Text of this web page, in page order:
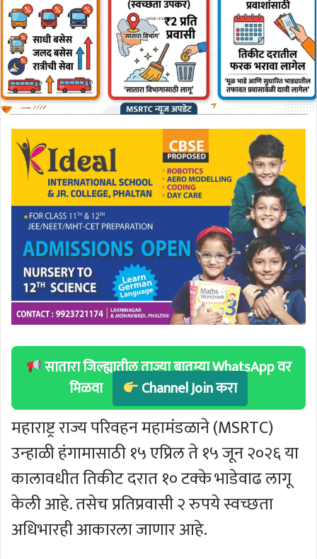
सातारा जिल्ह्यातील ताज्या बातम्या WhatsApp वर
मिळवा
Channel Join करा
महाराष्ट्र राज्य परिवहन महामंडळाने (MSRTC)
उन्हाळी हंगामासाठी १५ एप्रिल ते १५ जून २०२६ या
कालावधीत तिकीट दरात १० टक्के भाडेवाढ लागू
केली आहे. तसेच प्रतिप्रवासी २ रुपये स्वच्छता
अधिभारही आकारला जाणार आहे.